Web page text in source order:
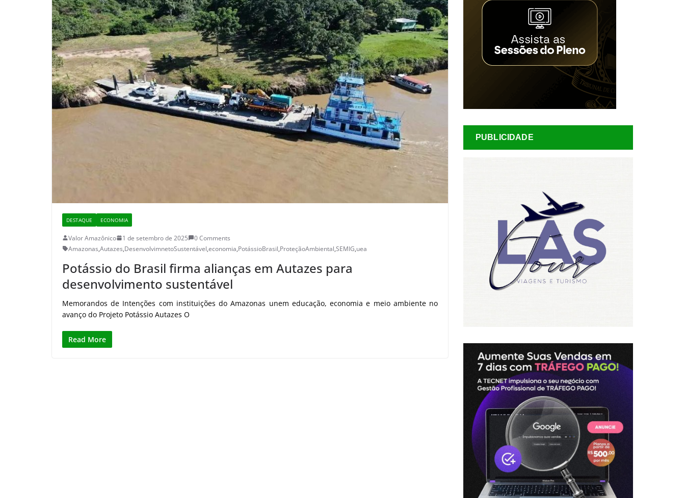
DESTAQUE ECONOMIA
Valor Amazônico 1 de setembro de 2025
0 Comments
Amazonas,Autazes,DesenvolvimnetoSustentável,economia,PotássioBrasil,ProteçãoAmbiental,SEMIG,uea
Potássio do Brasil firma alianças em Autazes para
desenvolvimento sustentável
Memorandos de Intenções com instituições do Amazonas unem educação, economia e meio ambiente no
avanço do Projeto Potássio Autazes O
Read More
PUBLICIDADE